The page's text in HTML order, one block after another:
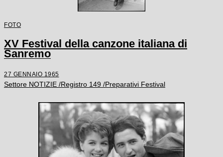
FOTO
XV Festival della canzone italiana di
Sanremo
27 GENNAIO 1965
Settore NOTIZIE /Registro 149 /Preparativi Festival